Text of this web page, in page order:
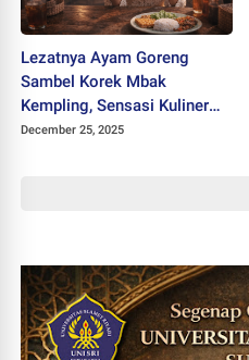
Lezatnya Ayam Goreng
Sambel Korek Mbak
Kempling, Sensasi Kuliner
Khas Solo yang Wajib
December 25, 2025